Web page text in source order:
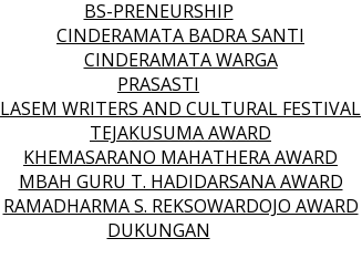
BS-PRENEURSHIP
CINDERAMATA BADRA SANTI
CINDERAMATA WARGA
PRASASTI
LASEM WRITERS AND CULTURAL FESTIVAL
TEJAKUSUMA AWARD
KHEMASARANO MAHATHERA AWARD
MBAH GURU T. HADIDARSANA AWARD
RAMADHARMA S. REKSOWARDOJO AWARD
DUKUNGAN